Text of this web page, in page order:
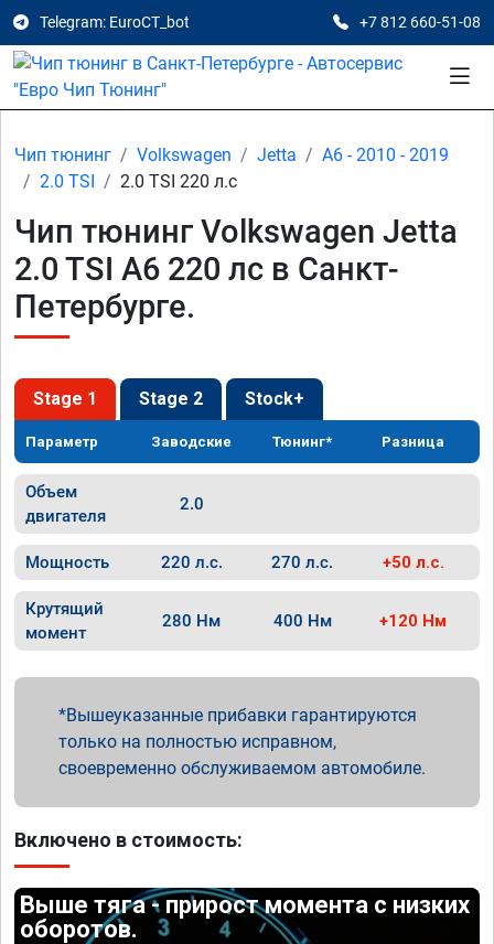
Telegram: EuroCT_bot +7 812 660-51-08
Чип тюнинг Volkswagen Jetta
A6 - 2010 - 2019
2.0 TSI
2.0 TSI 220 л.с
Чип тюнинг Volkswagen Jetta
2.0 TSI A6 220 лс в Санкт-
Петербурге.
Stage 1 Stage 2 Stock+
Параметр Заводские Тюнинг* Разница
Объем
двигателя
2.0
Мощность 220 л.с. 270 л.с. +50 л.с.
Крутящий
момент
280 Нм 400 Нм +120 Нм
Вышеуказанные прибавки гарантируются
только на полностью исправном,
своевременно обслуживаемом автомобиле.
Включено в стоимость:
Выше тяга - прирост момента с низких
оборотов.